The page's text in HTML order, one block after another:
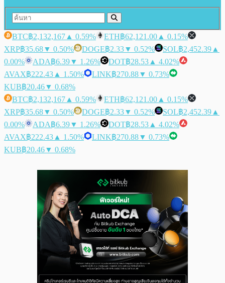
BTC฿2,132,167 ▲ 0.59% ETH฿62,121.00 ▲ 0.15%
XRP฿35.68▼ 0.50% DOGE฿2.33▼ 0.52% SOL฿2,452.39 ▲
0.00%
ADA฿6.39▼ 1.26% DOT฿28.53 ▲ 4.02%
AVAX฿222.43 ▲ 1.50% LINK฿270.88▼ 0.73%
KUB฿20.46▼ 0.68%
BTC฿2,132,167 ▲ 0.59% ETH฿62,121.00 ▲ 0.15%
XRP฿35.68▼ 0.50% DOGE฿2.33▼ 0.52% SOL฿2,452.39 ▲
0.00%
ADA฿6.39▼ 1.26% DOT฿28.53 ▲ 4.02%
AVAX฿222.43 ▲ 1.50% LINK฿270.88▼ 0.73%
KUB฿20.46▼ 0.68%